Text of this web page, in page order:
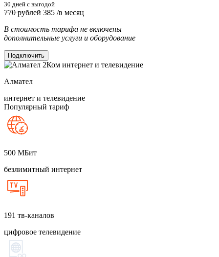
30 дней с выгодой
770 рублей 385 /в месяц
В стоимость тарифа не включены
дополнительные услуги и оборудование
Подключить
Алмател
интернет и телевидение
Популярный тариф
500 МБит
безлимитный интернет
191 тв-каналов
цифровое телевидение